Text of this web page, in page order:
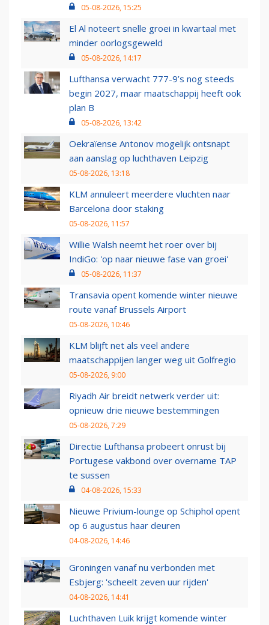
05-08-2026, 15:25
El Al noteert snelle groei in kwartaal met
minder oorlogsgeweld
05-08-2026, 14:17
Lufthansa verwacht 777-9’s nog steeds
begin 2027, maar maatschappij heeft ook
plan B
05-08-2026, 13:42
Oekraïense Antonov mogelijk ontsnapt
aan aanslag op luchthaven Leipzig
05-08-2026, 13:18
KLM annuleert meerdere vluchten naar
Barcelona door staking
05-08-2026, 11:57
Willie Walsh neemt het roer over bij
IndiGo: 'op naar nieuwe fase van groei'
05-08-2026, 11:37
Transavia opent komende winter nieuwe
route vanaf Brussels Airport
05-08-2026, 10:46
KLM blijft net als veel andere
maatschappijen langer weg uit Golfregio
05-08-2026, 9:00
Riyadh Air breidt netwerk verder uit:
opnieuw drie nieuwe bestemmingen
05-08-2026, 7:29
Directie Lufthansa probeert onrust bij
Portugese vakbond over overname TAP
te sussen
04-08-2026, 15:33
Nieuwe Privium-lounge op Schiphol opent
op 6 augustus haar deuren
04-08-2026, 14:46
Groningen vanaf nu verbonden met
Esbjerg: 'scheelt zeven uur rijden'
04-08-2026, 14:41
Luchthaven Luik krijgt komende winter